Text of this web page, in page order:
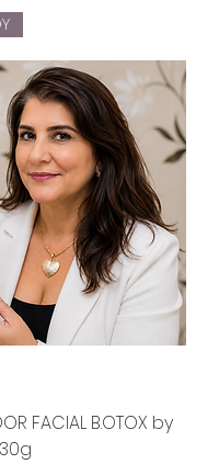
FACIAL B.OTOX by